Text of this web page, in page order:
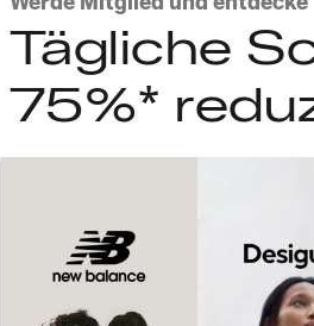
Tägliche
75%*